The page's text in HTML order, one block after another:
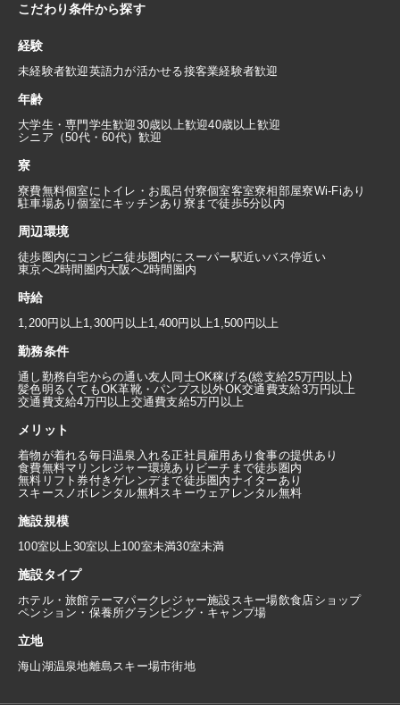
こだわり条件から探す
経験
未経験者歓迎英語力が活かせる接客業経験者歓迎
年齢
大学生・専門学生歓迎30歳以上歓迎40歳以上歓迎
シニア（50代・60代）歓迎
寮
寮費無料個室にトイレ・お風呂付寮個室客室寮相部屋寮Wi-Fiあり
駐車場あり個室にキッチンあり 寮まで徒歩5分以内
周辺環境
徒歩圏内にコンビニ徒歩圏内にスーパー駅近いバス停近い
東京へ2時間圏内大阪へ2時間圏内
時給
1,200円以上1,300円以上1,400円以上1,500円以上
勤務条件
通し勤務自宅からの通い友人同士OK稼げる(総支給25万円以上)
髪色明るくてもOK革靴・パンプス以外OK交通費支給3万円以上
交通費支給4万円以上交通費支給5万円以上
メリット
着物が着れる毎日温泉入れる正社員雇用あり食事の提供あり
食費無料マリンレジャー環境あり ビーチまで徒歩圏内
無料リフト券付きゲレンデまで徒歩圏内ナイターあり
スキースノボレンタル無料スキーウェアレンタル無料
施設規模
100室以上30室以上100室未満30室未満
施設タイプ
ホテル・旅館テーマパーク レジャー施設 スキー場飲食店ショップ
ペンション・保養所グランピング・キャンプ場
立地
海山湖温泉地離島 スキー場市街地